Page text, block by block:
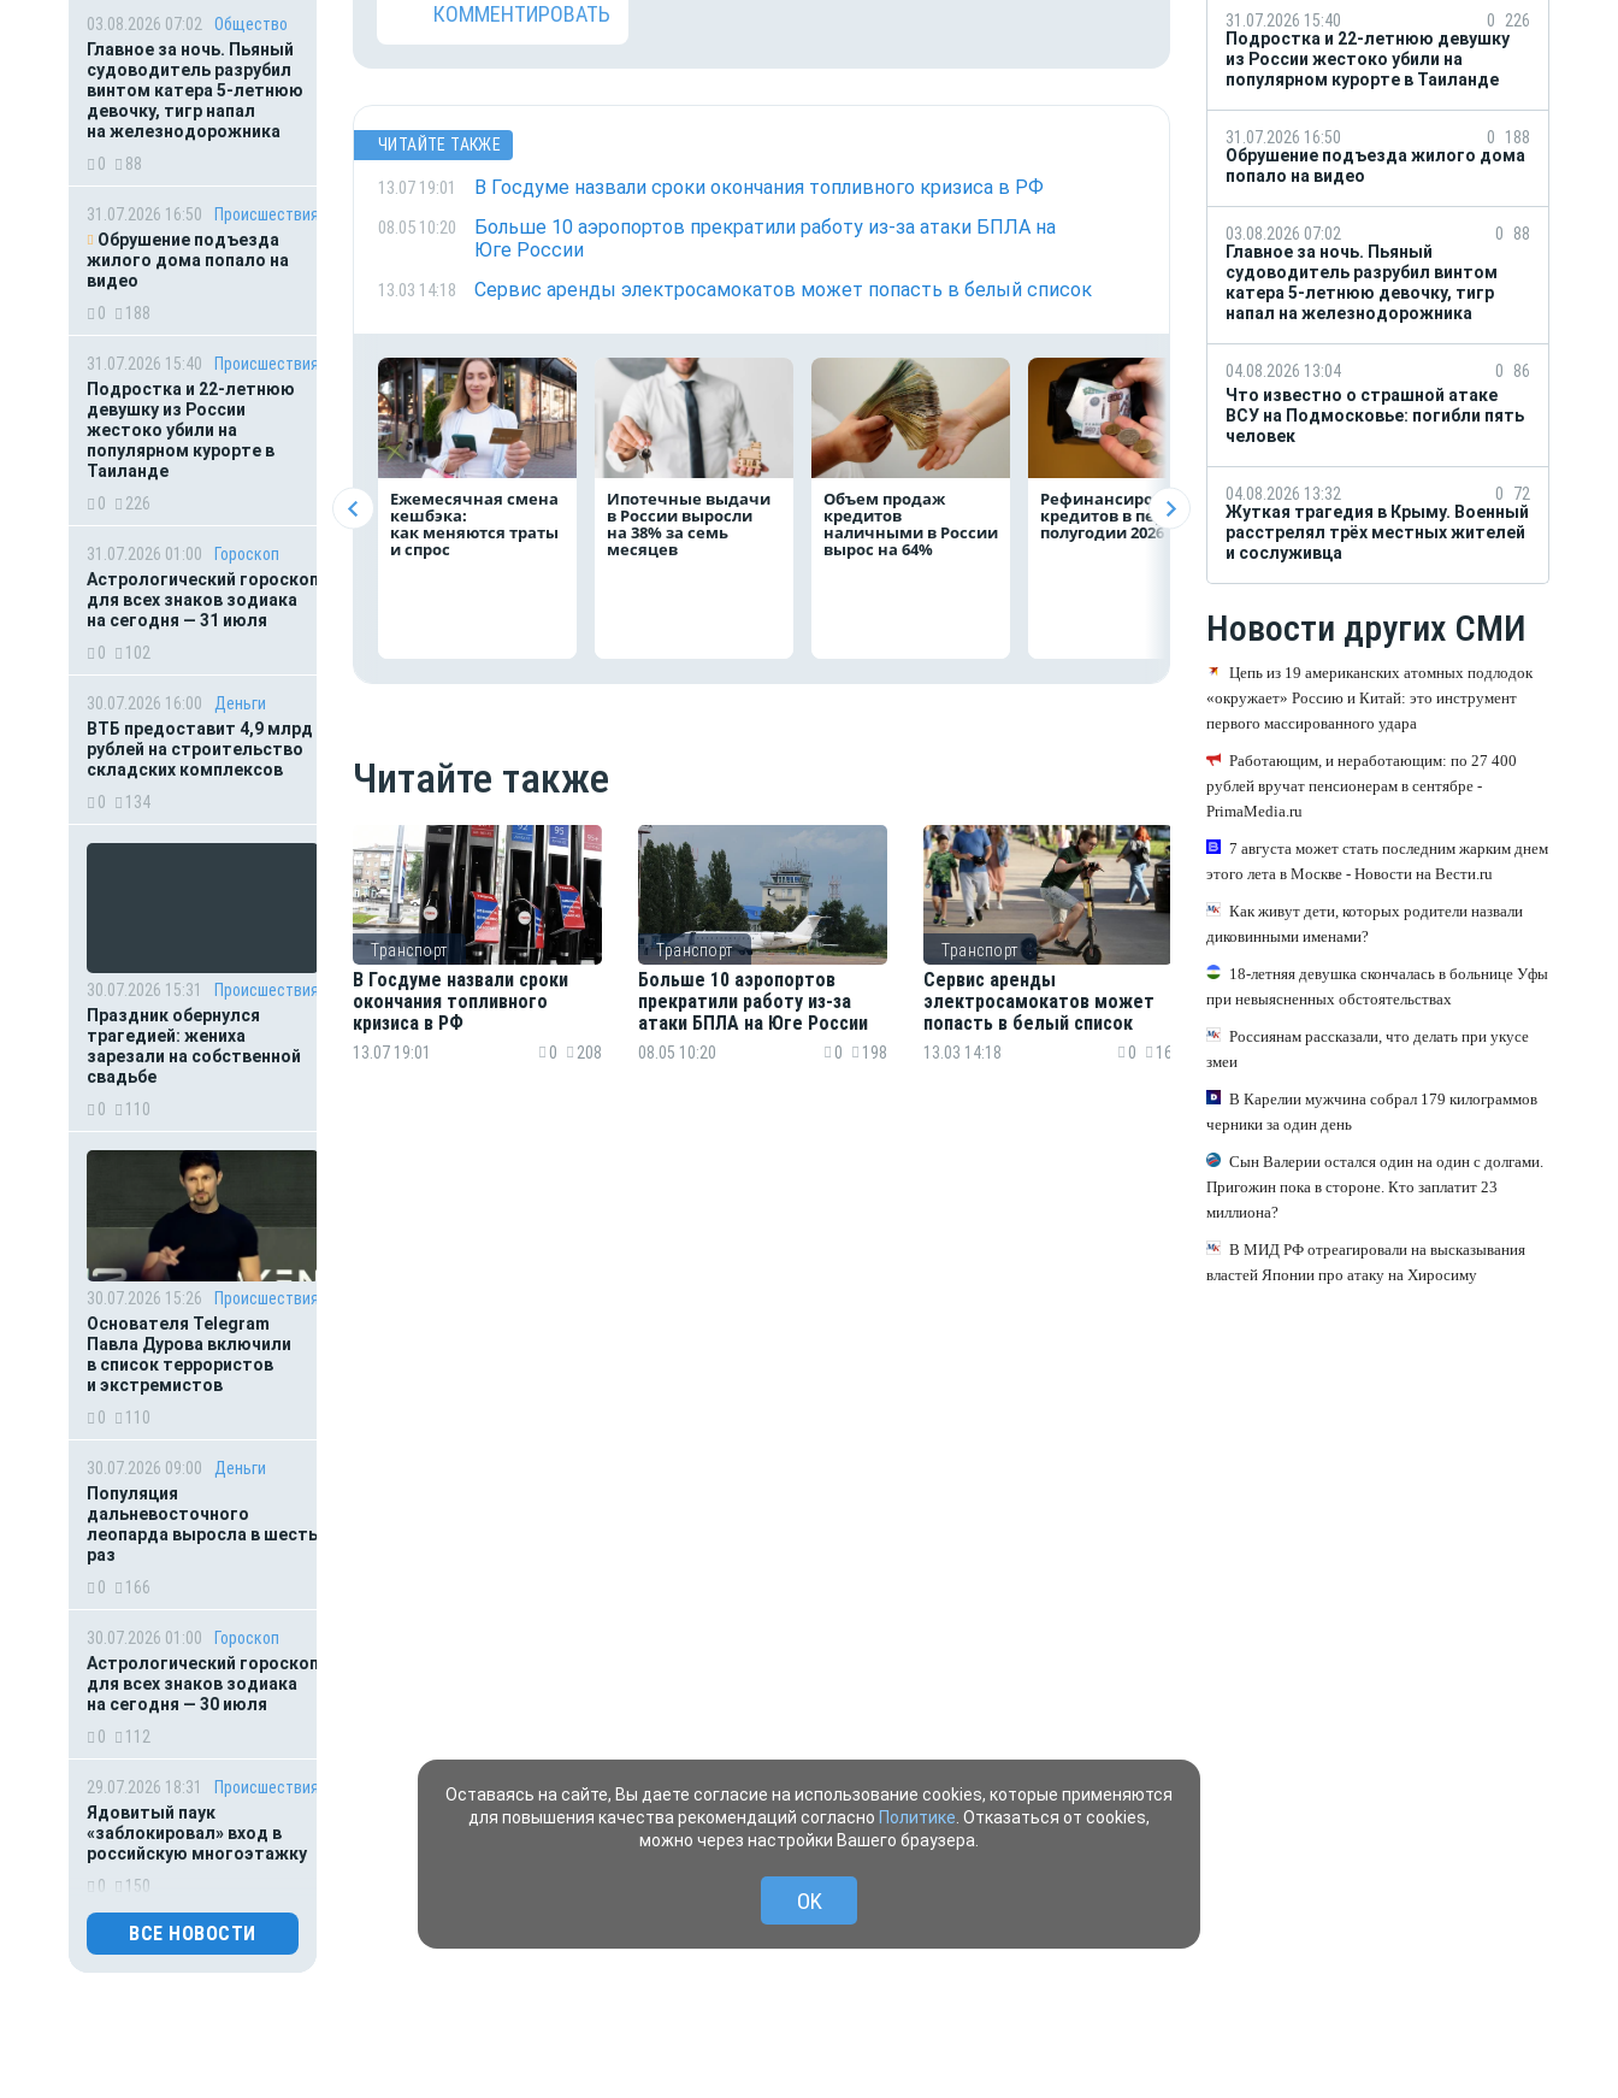
03.08.2026 07:02
Общество
Главное за ночь. Пьяный
судоводитель разрубил
винтом катера 5-летнюю
девочку, тигр напал
на железнодорожника
0
88
31.07.2026 16:50
Происшествия
Обрушение подъезда
жилого дома попало на
видео
0
188
31.07.2026 15:40
Происшествия
Подростка и 22-летнюю
девушку из России
жестоко убили на
популярном курорте в
Таиланде
0
226
31.07.2026 01:00
Гороскоп
Астрологический гороскоп
для всех знаков зодиака
на сегодня — 31 июля
0
102
30.07.2026 16:00
Деньги
ВТБ предоставит 4,9 млрд
рублей на строительство
складских комплексов
0
134
30.07.2026 15:31
Происшествия
Праздник обернулся
трагедией: жениха
зарезали на собственной
свадьбе
0
110
30.07.2026 15:26
Происшествия
Основателя Telegram
Павла Дурова включили
в список террористов
и экстремистов
0
110
30.07.2026 09:00
Деньги
Популяция
дальневосточного
леопарда выросла в шесть
раз
0
166
30.07.2026 01:00
Гороскоп
Астрологический гороскоп
для всех знаков зодиака
на сегодня — 30 июля
0
112
29.07.2026 18:31
Происшествия
Ядовитый паук
«заблокировал» вход в
российскую многоэтажку
0
150
29.07.2026 18:15
Власть
ВСЕ НОВОСТИ
КОММЕНТИРОВАТЬ
ЧИТАЙТЕ ТАКЖЕ
13.07 19:01 В Госдуме назвали сроки окончания топливного кризиса в РФ
08.05 10:20
Больше 10 аэропортов прекратили работу из-за атаки БПЛА на
Юге России
13.03 14:18 Сервис аренды электросамокатов может попасть в белый список
Ежемесячная смена
кешбэка:
как меняются траты
и спрос
Ипотечные выдачи
в России выросли
на 38% за семь
месяцев
Объем продаж
кредитов
наличными в России
вырос на 64%
Рефинансирование
кредитов в первом
полугодии 2026 года
ВТБ предоставит 4,9
млрд рублей
на строительство
складских
комплексов
Популяция
леопарда
Читайте также
Транспорт
В Госдуме назвали сроки
окончания топливного
кризиса в РФ
13.07 19:01 0 208
Транспорт
Больше 10 аэропортов
прекратили работу из-за
атаки БПЛА на Юге России
08.05 10:20 0 198
Транспорт
Сервис аренды
электросамокатов может
попасть в белый список
13.03 14:18 0 16
31.07.2026 15:40 0
226
Подростка и 22-летнюю девушку
из России жестоко убили на
популярном курорте в Таиланде
31.07.2026 16:50 0
188
Обрушение подъезда жилого дома
попало на видео
03.08.2026 07:02 0
88
Главное за ночь. Пьяный
судоводитель разрубил винтом
катера 5-летнюю девочку, тигр
напал на железнодорожника
04.08.2026 13:04 0
86
Что известно о страшной атаке
ВСУ на Подмосковье: погибли пять
человек
04.08.2026 13:32 0
72
Жуткая трагедия в Крыму. Военный
расстрелял трёх местных жителей
и сослуживца
Новости других СМИ
Цепь из 19 американских атомных подлодок
«окружает» Россию и Китай: это инструмент
первого массированного удара
Работающим, и неработающим: по 27 400
рублей вручат пенсионерам в сентябре -
PrimaMedia.ru
7 августа может стать последним жарким днем
этого лета в Москве - Новости на Вести.ru
Как живут дети, которых родители назвали
диковинными именами?
18-летняя девушка скончалась в больнице Уфы
при невыясненных обстоятельствах
Россиянам рассказали, что делать при укусе
змеи
В Карелии мужчина собрал 179 килограммов
черники за один день
Сын Валерии остался один на один с долгами.
Пригожин пока в стороне. Кто заплатит 23
миллиона?
В МИД РФ отреагировали на высказывания
властей Японии про атаку на Хиросиму
Оставаясь на сайте, Вы даете согласие на использование cookies, которые применяются
для повышения качества рекомендаций согласно Политике . Отказаться от cookies,
можно через настройки Вашего браузера.
OK